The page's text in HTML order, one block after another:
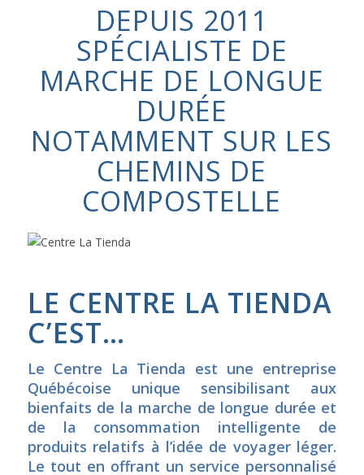
DEPUIS 2011
SPÉCIALISTE DE
MARCHE DE LONGUE
DURÉE
NOTAMMENT SUR LES
CHEMINS DE
COMPOSTELLE
LE CENTRE LA TIENDA
C’EST…
Le Centre La Tienda est une entreprise
Québécoise unique sensibilisant aux
bienfaits de la marche de longue durée et
de la consommation intelligente de
produits relatifs à l’idée de voyager léger.
Le tout en offrant un service personnalisé